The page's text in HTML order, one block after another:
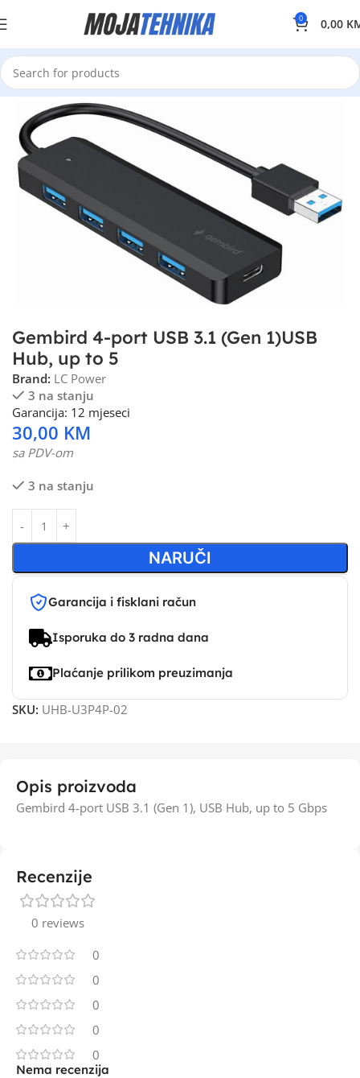
0 0,00
Gembird 4-port USB 3.1 (Gen 1)USB
Hub, up to 5
Brand: LC Power
3 na stanju
Garancija: 12 mjeseci
30,00 KM
sa PDV-om
3 na stanju
NARUČI
Garancija i fisklani račun
Isporuka do 3 radna dana
Plaćanje prilikom preuzimanja
SKU: UHB-U3P4P-02
Opis proizvoda
Gembird 4-port USB 3.1 (Gen 1), USB Hub, up to 5 Gbps
Recenzije
0 reviews
0
0
0
0
0
Nema recenzija